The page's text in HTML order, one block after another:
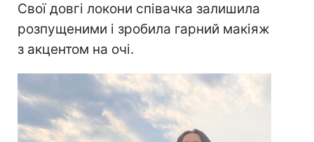
Свої довгі локони співачка залишила
розпущеними і зробила гарний макіяж
з акцентом на очі.